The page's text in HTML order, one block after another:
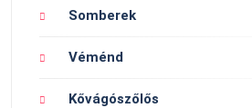
Somberek
Véménd
Kővágószőlős